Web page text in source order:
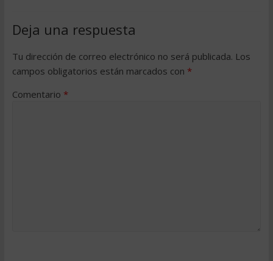
Deja una respuesta
Tu dirección de correo electrónico no será publicada. Los
campos obligatorios están marcados con *
Comentario *